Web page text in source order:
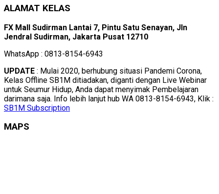
ALAMAT KELAS
FX Mall Sudirman Lantai 7, Pintu Satu Senayan, Jln
Jendral Sudirman, Jakarta Pusat 12710
WhatsApp : 0813-8154-6943
UPDATE : Mulai 2020, berhubung situasi Pandemi Corona,
Kelas Offline SB1M ditiadakan, diganti dengan Live Webinar
untuk Seumur Hidup, Anda dapat menyimak Pembelajaran
darimana saja. Info lebih lanjut hub WA 0813-8154-6943, Klik :
SB1M Subscription
MAPS